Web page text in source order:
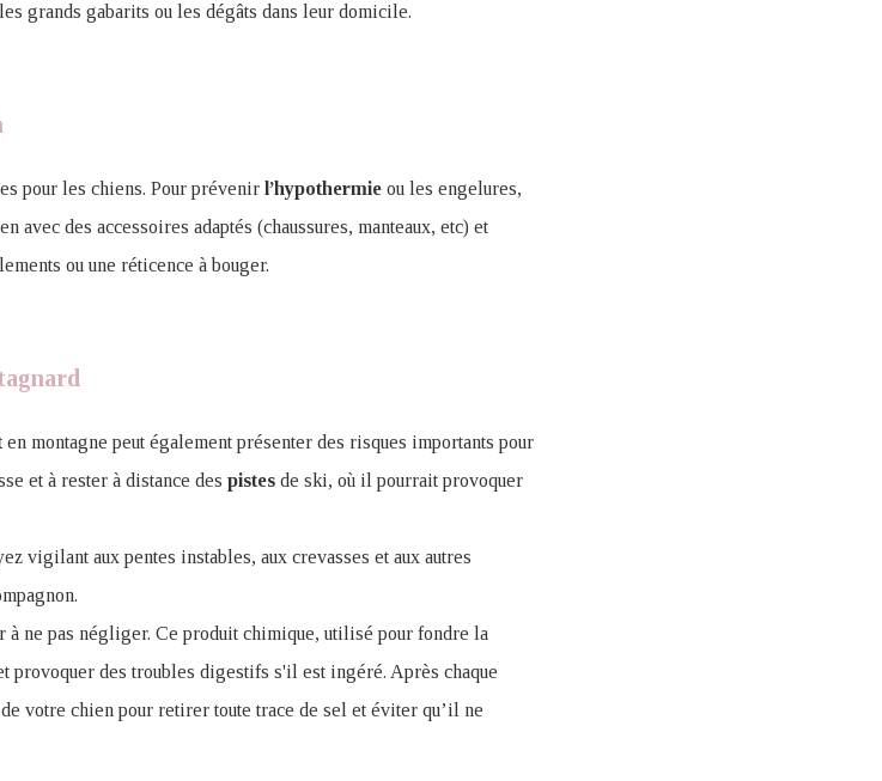
grands gabarits ou les dégâts dans leur domicile.
pour les chiens. Pour prévenir l’hypothermie ou les engelures,
des accessoires adaptés (chaussures, manteaux, etc) et
ou une réticence à bouger.
en montagne peut également présenter des risques importants pour
et à rester à distance des pistes de ski, où il pourrait provoquer
vigilant aux pentes instables, aux crevasses et aux autres
à ne pas négliger. Ce produit chimique, utilisé pour fondre la
provoquer des troubles digestifs s'il est ingéré. Après chaque
votre chien pour retirer toute trace de sel et éviter qu’il ne